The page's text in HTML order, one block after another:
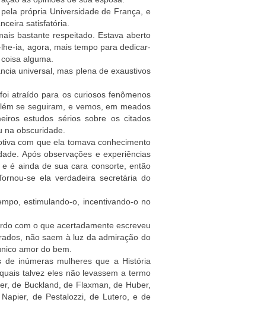
própria Universidade de França, e
satisfatória.
bastante respeitado. Estava aberto
ia, agora, mais tempo para dedicar-
alguma.
universal, mas plena de exaustivos
atraído para os curiosos fenômenos
se seguiram, e vemos, em meados
estudos sérios sobre os citados
obscuridade.
com que ela tomava conhecimento
Após observações e experiências
é ainda de sua cara consorte, então
se ela verdadeira secretária do
estimulando-o, incentivando-o no
com o que acertadamente escreveu
não saem à luz da admiração do
amor do bem.
inúmeras mulheres que a História
talvez eles não levassem a termo
de Buckland, de Flaxman, de Huber,
de Pestalozzi, de Lutero, e de